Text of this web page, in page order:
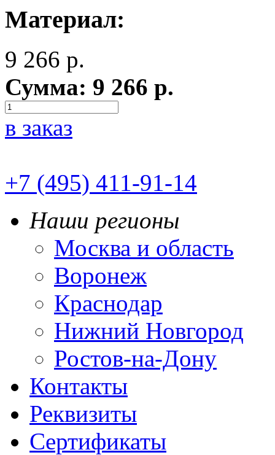
Материал:
9 266 р.
Сумма: 9 266 р.
в заказ
+7 (495) 411-91-14
Наши регионы
Москва и область
Воронеж
Краснодар
Нижний Новгород
Ростов-на-Дону
Контакты
Реквизиты
Сертификаты